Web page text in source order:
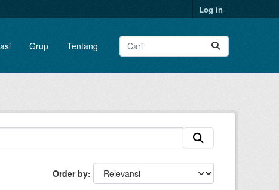
Log in
Grup Tentang
Order by